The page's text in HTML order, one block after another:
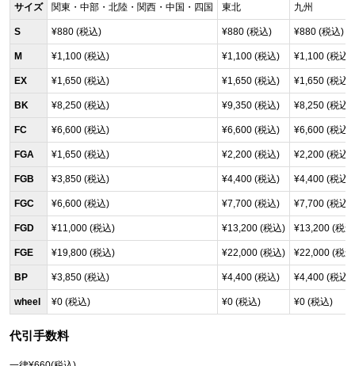
サイズ 関東・中部・北陸・関西・中国・四国 東北 九州
S ¥880 (税込) ¥880 (税込) ¥880 (税込)
M ¥1,100 (税込) ¥1,100 (税込) ¥1,100 (税込)
EX ¥1,650 (税込) ¥1,650 (税込) ¥1,650 (税込)
BK ¥8,250 (税込) ¥9,350 (税込) ¥8,250 (税込)
FC ¥6,600 (税込) ¥6,600 (税込) ¥6,600 (税込)
FGA ¥1,650 (税込) ¥2,200 (税込) ¥2,200 (税込)
FGB ¥3,850 (税込) ¥4,400 (税込) ¥4,400 (税込)
FGC ¥6,600 (税込) ¥7,700 (税込) ¥7,700 (税込)
FGD ¥11,000 (税込) ¥13,200 (税込) ¥13,200 (税
FGE ¥19,800 (税込) ¥22,000 (税込) ¥22,000 (税
BP ¥3,850 (税込) ¥4,400 (税込) ¥4,400 (税込)
wheel ¥0 (税込) ¥0 (税込) ¥0 (税込)
代引手数料